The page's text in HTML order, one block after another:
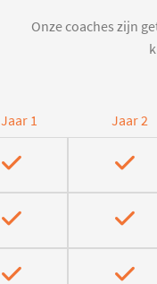
Onze coaches zijn
Jaar 1 Jaar 2